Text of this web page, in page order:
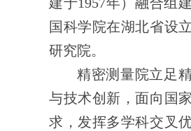
建于1957年）融合组
国科学院在湖北省设
研究院。
精密测量院立足
与技术创新，面向国
求，发挥多学科交叉